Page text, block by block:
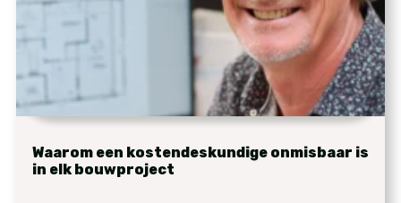
Waarom een kostendeskundige onmisbaar is
in elk bouwproject